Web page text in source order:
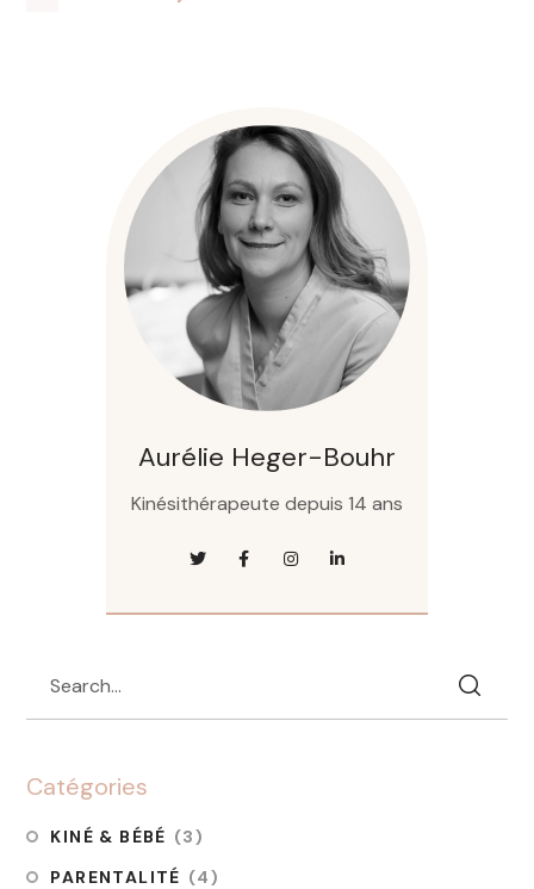
Aurélie Heger-Bouhr
Kinésithérapeute depuis 14 ans
Catégories
KINÉ & BÉBÉ (3)
PARENTALITÉ (4)